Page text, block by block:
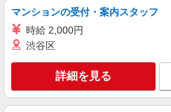
キープ
丸全茨城流通株式会社
現業職（原材料
月給224,600
マンションの受付・案内スタッフ
時給 2,000円
渋谷区
詳細を見る